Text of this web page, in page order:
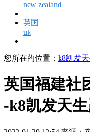
new zealand
|
英国
uk
|
您所在的位置： k8凯发
英国福建社
-k8凯发天